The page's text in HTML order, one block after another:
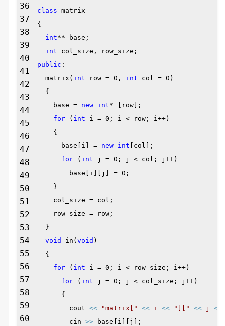
36
37
38
39
40
41
42
43
44
45
46
47
48
49
50
51
52
53
54
55
56
57
58
59
60
class matrix
{
int** base;
int col_size, row_size;
public :
matrix( int row = 0, int col = 0)
{
base = new int* [row];
for( int i = 0; i < row; i++)
{
base[i] = new int [col];
for( int j = 0; j < col; j++)
base[i][j] = 0;
}
col_size = col;
row_size = row;
}
void
in( void )
{
for( int i = 0; i < row_size; i++)
for( int j = 0; j < col_size; j++)
{
cout << "matrix[" <<i <<"][" <<j <<
cin >>base[i][j];